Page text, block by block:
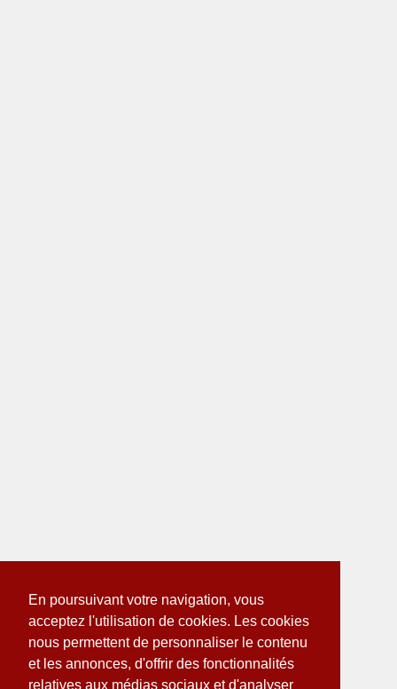
En poursuivant votre navigation, vous
acceptez l'utilisation de cookies. Les cookies
nous permettent de personnaliser le contenu
et les annonces, d'offrir des fonctionnalités
relatives aux médias sociaux et d'analyser